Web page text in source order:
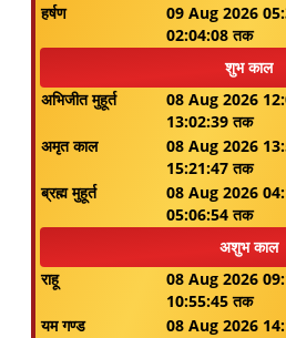
हर्षण
09 Aug 2026
02:04:08 तक
शुभ काल
अभिजीत मुहूर्त
08 Aug 2026
13:02:39 तक
अमृत काल
08 Aug 2026
15:21:47 तक
ब्रह्म मुहूर्त
08 Aug 2026
05:06:54 तक
अशुभ काल
राहू
08 Aug 2026
10:55:45 तक
यम गण्ड
08 Aug 2026